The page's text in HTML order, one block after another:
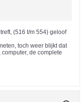
(516 t/m 554) geloof
toch weer blijkt dat
de complete